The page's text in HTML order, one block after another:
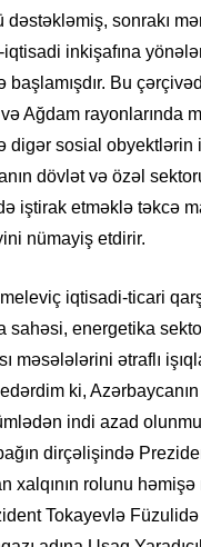
dəstəkləmiş, sonrakı
iqtisadi inkişafına
Bu
Ağdam rayonlarında
digər sosial obyektlərin
dövlət və özəl
iştirak etməklə təkcə
nümayiş etdirir.
iqtisadi-ticari
sahəsi, energetika
məsələlərini ətraflı
ki,
indi azad
dirçəlişində
xalqının rolunu həmişə
Tokayevlə Füzulidə